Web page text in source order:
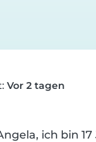
Vor 2 tagen
ich bin